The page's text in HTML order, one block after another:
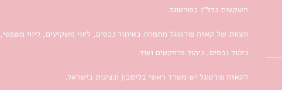
השקעות נדל”ן בפורטוגל.
הצוות של קאזה פורטוגל מתמחה באיתור נכסים, ליווי משקיעים, ליווי משפטי,
ניהול נכסים, ניהול פרויקטים ועוד.
לקאזה פורטוגל יש משרד ראשי בליסבון ונציגות בישראל.